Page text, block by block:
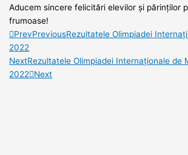
Aducem sincere felicitări elevilor şi părinţilor
frumoase!
PrevPreviousRezultatele Olimpiadei
2022
NextRezultatele Olimpiadei Internaționale de
2022 Next